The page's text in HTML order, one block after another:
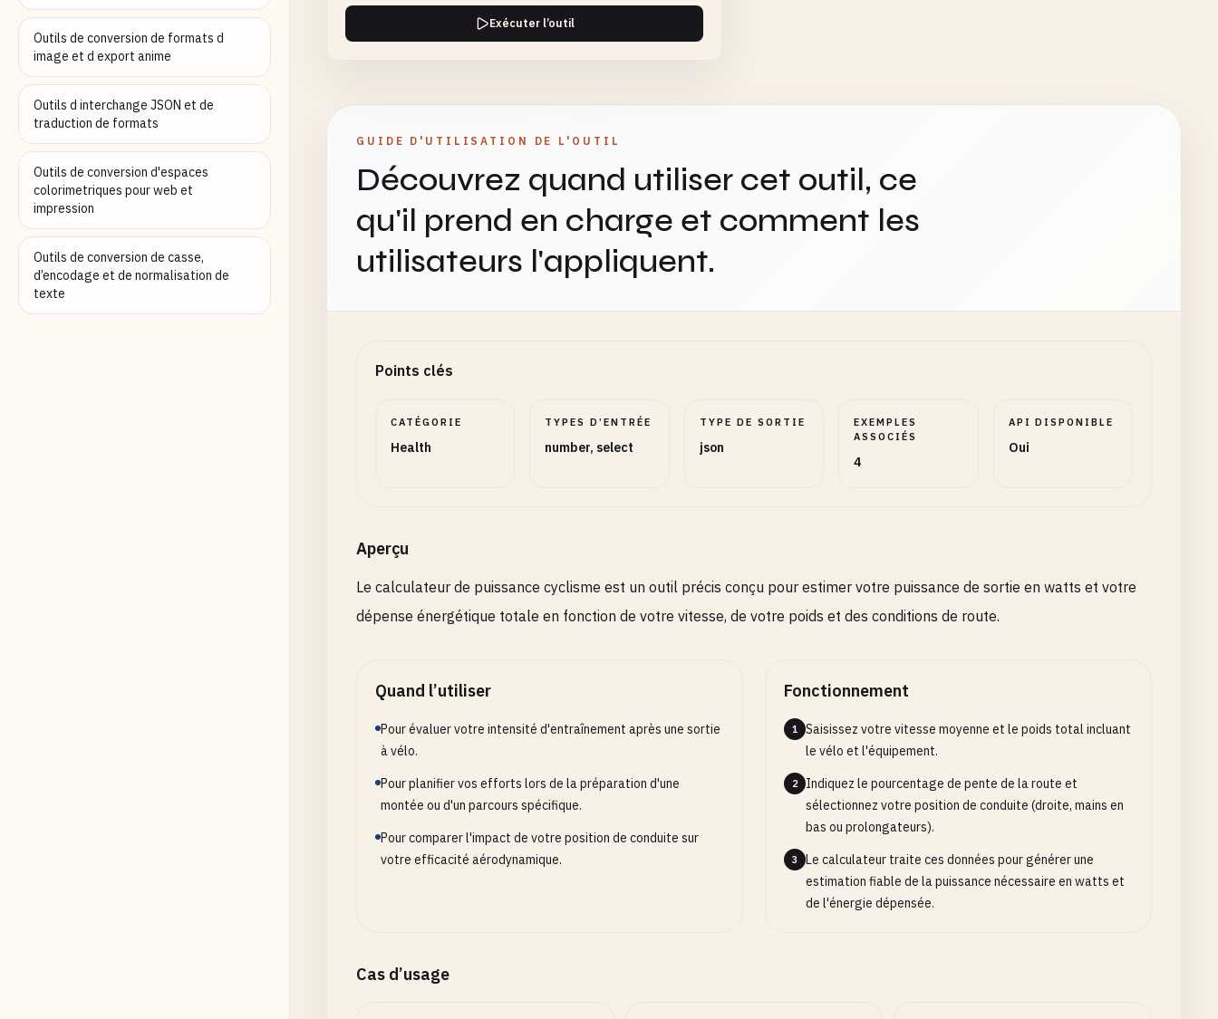
Outils de conversion de formats d
image et d export anime
Outils d interchange JSON et de
traduction de formats
Outils de conversion d'espaces
colorimetriques pour web et
impression
Outils de conversion de casse,
d’encodage et de normalisation de
texte
Exécuter l’outil
GUIDE D'UTILISATION DE L'OUTIL
Découvrez quand utiliser cet outil, ce
qu'il prend en charge et comment les
utilisateurs l'appliquent.
Points clés
CATÉGORIE
Health
TYPES D’ENTRÉE
number, select
TYPE DE SORTIE
json
EXEMPLES
ASSOCIÉS
4
API DISPONIBLE
Oui
Aperçu
Le calculateur de puissance cyclisme est un outil précis conçu pour estimer votre puissance de sortie en watts et votre
dépense énergétique totale en fonction de votre vitesse, de votre poids et des conditions de route.
Quand l’utiliser
Pour évaluer votre intensité d'entraînement après une sortie
à vélo.
Pour planifier vos efforts lors de la préparation d'une
montée ou d'un parcours spécifique.
Pour comparer l'impact de votre position de conduite sur
votre efficacité aérodynamique.
Fonctionnement
1
Saisissez votre vitesse moyenne et le poids total incluant
le vélo et l'équipement.
2
Indiquez le pourcentage de pente de la route et
sélectionnez votre position de conduite (droite, mains en
bas ou prolongateurs).
3
Le calculateur traite ces données pour générer une
estimation fiable de la puissance nécessaire en watts et
de l'énergie dépensée.
Cas d’usage